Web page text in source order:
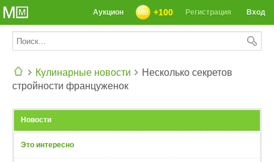
Вход
Регистрация
+100
Аукцион
Кулинарные новости
Несколько секретов
стройности француженок
Новости
Это интересно